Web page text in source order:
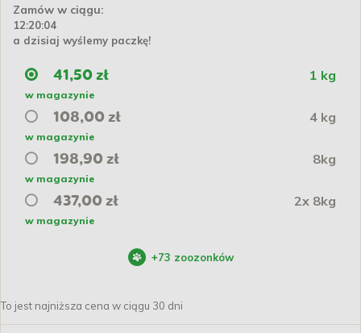
Zamów w ciągu:
12:20:03
a dzisiaj wyślemy paczkę!
41,50 zł 1 kg
w magazynie
108,00 zł 4 kg
w magazynie
198,90 zł 8kg
w magazynie
437,00 zł 2x 8kg
w magazynie
+73 zoozonków
To jest najniższa cena w ciągu 30 dni